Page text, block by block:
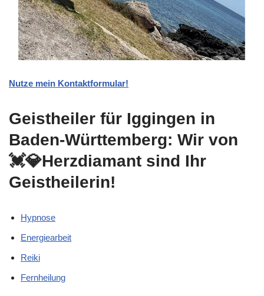
Nutze mein Kontaktformular!
Geistheiler für Iggingen in
Baden-Württemberg: Wir von
💓️💎Herzdiamant sind Ihr
Geistheilerin!
Hypnose
Energiearbeit
Reiki
Fernheilung